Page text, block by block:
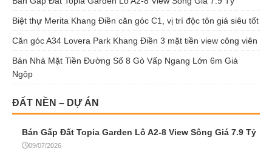
Biệt thự Merita Khang Điền căn góc C1, vị trí độc tôn giá siêu tốt
Căn góc A34 Lovera Park Khang Điền 3 mặt tiền view công viên
Bán Nhà Mặt Tiền Đường Số 8 Gò Vấp Ngang Lớn 6m Giá
Ngộp
ĐẤT NỀN – DỰ ÁN
Bán Gấp Đất Topia Garden Lô A2-8 View Sông Giá 7.9 Tỷ
09/07/2026